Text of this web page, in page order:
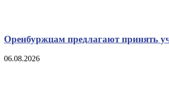
Оренбуржцам предлагают принять
06.08.2026